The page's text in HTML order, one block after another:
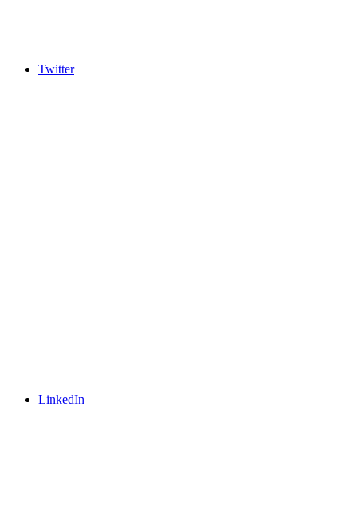
Twitter
LinkedIn